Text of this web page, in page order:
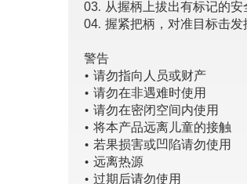
03. 从握柄上拔出有标记的安
04. 握紧把柄，对准目标击发
警告
• 请勿指向人员或财产
• 请勿在非遇难时使用
• 请勿在密闭空间内使用
• 将本产品远离儿童的接触
• 若果损害或凹陷请勿使用
• 远离热源
• 过期后请勿使用